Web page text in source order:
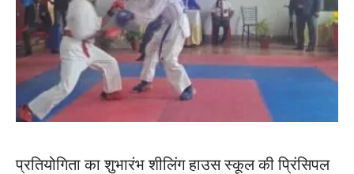
प्रतियोगिता का शुभारंभ शीलिंग हाउस स्कूल की प्रिंसिपल